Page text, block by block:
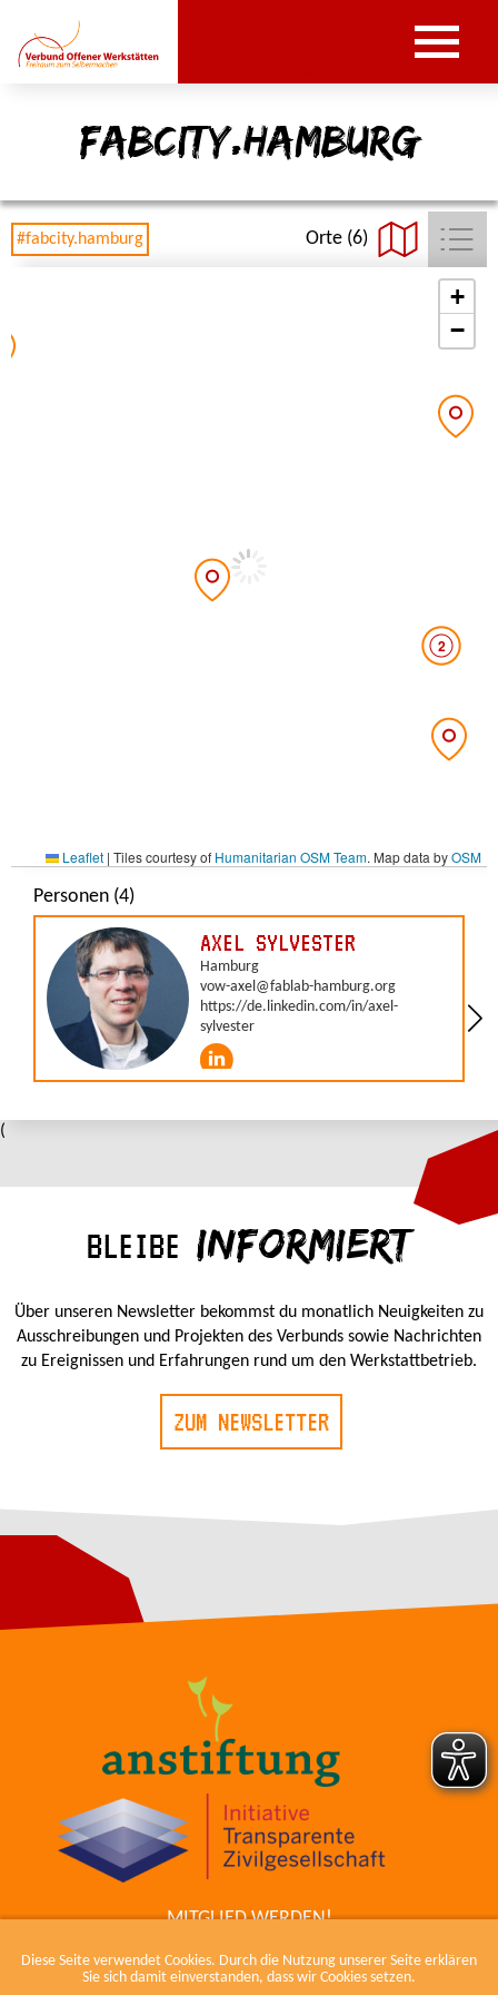
Diese Seite verwendet Cookies. Durch die Nutzung unserer Seite erklären
Sie sich damit einverstanden, dass wir Cookies setzen.
fabcity.hamburg
(
BLEIBE INFORMIERT
Über unseren Newsletter bekommst du monatlich Neuigkeiten zu
Ausschreibungen und Projekten des Verbunds sowie Nachrichten
zu Ereignissen und Erfahrungen rund um den Werkstattbetrieb.
ZUM NEWSLETTER
MITGLIED WERDEN!
KONTAKT